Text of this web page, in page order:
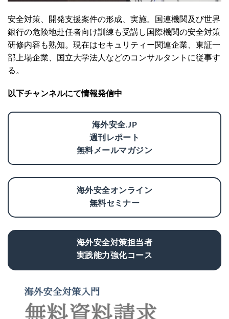
安全対策、開発支援案件の形成、実施。国連機関及び世界
銀行の危険地赴任者向け訓練も受講し国際機関の安全対策
研修内容も熟知。現在はセキュリティー関連企業、東証一
部上場企業、国立大学法人などのコンサルタントに従事す
る。
以下チャンネルにて情報発信中
海外安全.JP
週刊レポート
無料メールマガジン
海外安全オンライン
無料セミナー
海外安全対策担当者
実践能力強化コース